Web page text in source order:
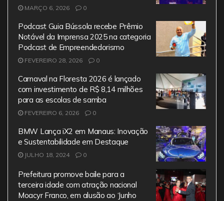
MARÇO 6, 2026 0
Podcast Guia Bússola recebe Prêmio
Notável da Imprensa 2025 na categoria
Podcast de Empreendedorismo
FEVEREIRO 28, 2026 0
Carnaval na Floresta 2026 é lançado
com investimento de R$ 8,14 milhões
para as escolas de samba
FEVEREIRO 6, 2026 0
BMW Lança iX2 em Manaus: Inovação
e Sustentabilidade em Destaque
JULHO 18, 2024 0
Prefeitura promove baile para a
terceira idade com atração nacional
Moacyr Franco, em alusão ao ‘Junho